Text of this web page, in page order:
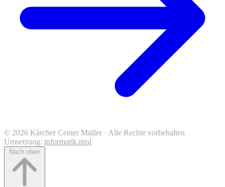
© 2026 Kärcher Center Müller · Alle Rechte vorbehalten
Umsetzung: informatik.tirol
Nach oben